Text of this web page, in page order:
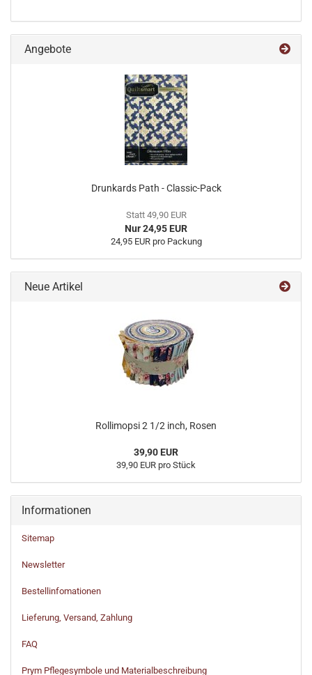
Angebote
Drunkards Path - Classic-Pack
Statt 49,90 EUR
Nur 24,95 EUR
24,95 EUR pro Packung
Neue Artikel
Rollimopsi 2 1/2 inch, Rosen
39,90 EUR
39,90 EUR pro Stück
Informationen
Sitemap
Newsletter
Bestellinfomationen
Lieferung, Versand, Zahlung
FAQ
Prym Pflegesymbole und Materialbeschreibung